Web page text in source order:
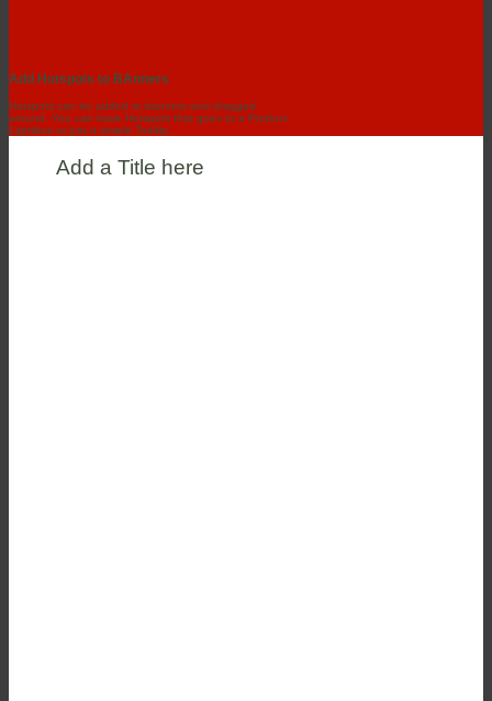
Add Hotspots to BAnners
Hotspots can be added to banners and dragged
around. You can have Hotspots that goes to a Product
Lightbox or just a simple Tooltip.
Add a Title here